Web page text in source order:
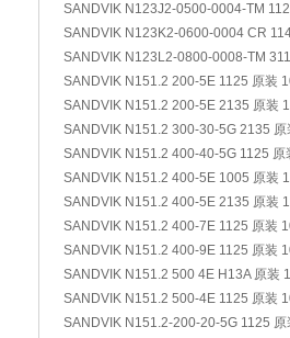
SANDVIK N123J2-0500-0004-TM
SANDVIK N123K2-0600-0004 CR
SANDVIK N123L2-0800-0008-TM
SANDVIK N151.2 200-5E 1125 原装
SANDVIK N151.2 200-5E 2135 原装
SANDVIK N151.2 300-30-5G 2135 原
SANDVIK N151.2 400-40-5G 1125 原
SANDVIK N151.2 400-5E 1005 原装
SANDVIK N151.2 400-5E 2135 原装
SANDVIK N151.2 400-7E 1125 原装
SANDVIK N151.2 400-9E 1125 原装
SANDVIK N151.2 500 4E H13A 原装
SANDVIK N151.2 500-4E 1125 原装
SANDVIK N151.2-200-20-5G 1125 原